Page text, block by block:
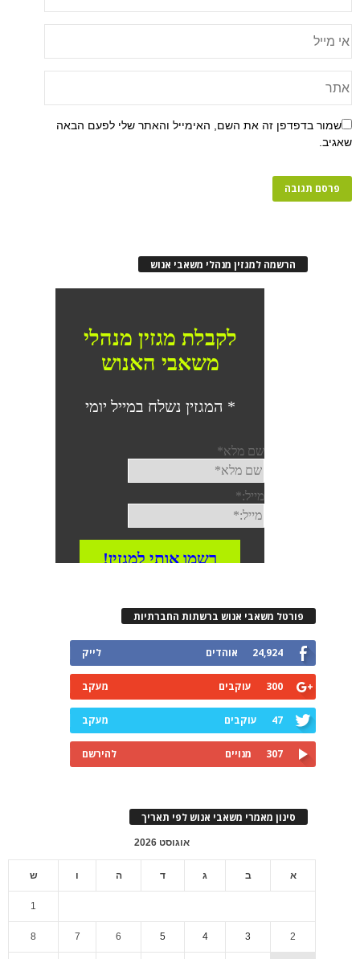
שמור בדפדפן זה את השם, האימייל והאתר שלי לפעם הבאה
שאגיב.
הרשמה למגזין מנהלי משאבי אנוש
פורטל משאבי אנוש ברשתות החברתיות
24,924 אוהדים לייק
300 עוקבים מעקב
47 עוקבים מעקב
307 מנויים להירשם
סינון מאמרי משאבי אנוש לפי תאריך
אוגוסט 2026
א ב ג ד ה ו ש
1
2
3
4
5
6
7
8